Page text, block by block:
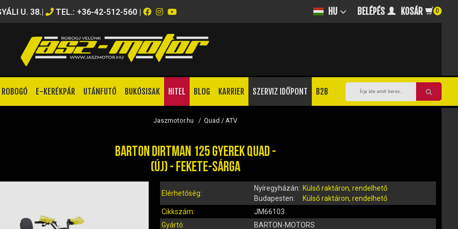
U. 38.| TEL.: +36-42-512-560 | HU BELÉPÉS KOSÁR 0
ROBOGÓ E-KERÉKPÁR UTÁNFUTÓ BUKÓSISAK HITEL BLOG KARRIER SZERVIZ IDŐPONT B2B
Jaszmotor.hu /Quad / ATV
BARTON DIRTMAN 125 GYEREK QUAD -
(ÚJ) - FEKETE-SÁRGA
Elérhetőség:
Nyíregyházán: Külső raktáron, rendelhető
Budapesten:
Külső raktáron, rendelhető
Cikkszám:
JM66103
Gyártó:
BARTON-MOTORS